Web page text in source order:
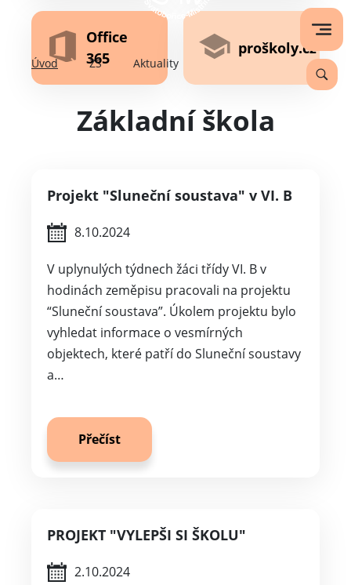
Office
365
proškoly.cz
Úvod ZŠ Aktuality
Základní škola
Projekt "Sluneční soustava" v VI. B
8.10.2024
V uplynulých týdnech žáci třídy VI. B v
hodinách zeměpisu pracovali na projektu
“Sluneční soustava”. Úkolem projektu bylo
vyhledat informace o vesmírných
objektech, které patří do Sluneční soustavy
a…
Přečíst
PROJEKT "VYLEPŠI SI ŠKOLU"
2.10.2024